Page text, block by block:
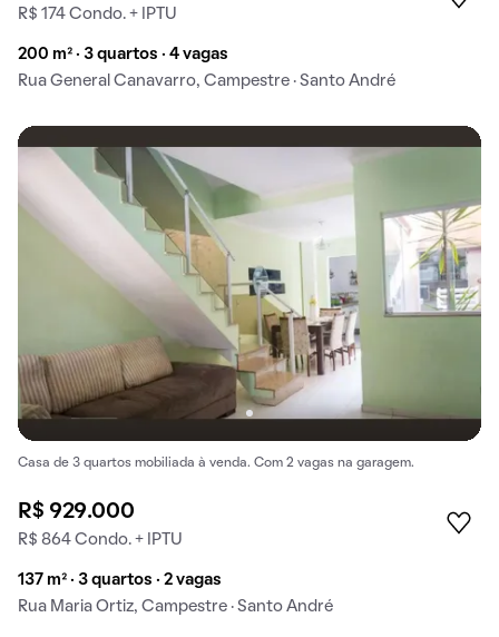
R$ 174 Condo. + IPTU
200 m² · 3 quartos · 4 vagas
Rua General Canavarro, Campestre · Santo André
Casa de 3 quartos mobiliada à venda. Com 2 vagas na garagem.
R$ 929.000
R$ 864 Condo. + IPTU
137 m² · 3 quartos · 2 vagas
Rua Maria Ortiz, Campestre · Santo André